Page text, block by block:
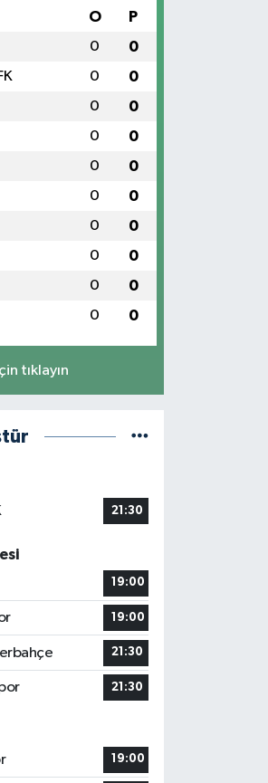
O P
0 0
0 0
0 0
0 0
0 0
0 0
0 0
0 0
0 0
0 0
tıklayın
21:30
19:00
19:00
21:30
21:30
19:00